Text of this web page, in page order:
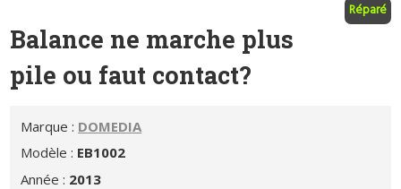
Réparé
Balance ne marche plus
pile ou faut contact?
Marque : DOMEDIA
Modèle : EB1002
Année : 2013